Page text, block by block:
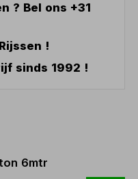
? Bel ons +31
!
sinds 1992 !
6mtr